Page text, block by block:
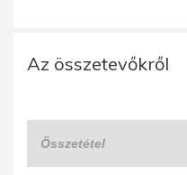
Az összetevőkről
Összetétel